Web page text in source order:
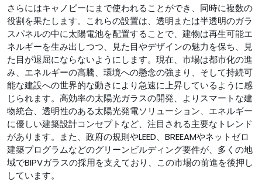
さらにはキャノピーにまで使われることができ、同時に複数の
役割を果たします。これらの設置は、透明または半透明のガラ
スパネルの中に太陽電池を配置することで、建物は再生可能エ
ネルギーを生み出しつつ、見た目やデザインの魅力を保ち、見
た目が退屈にならないようにします。現在、市場は都市化の進
み、エネルギーの高騰、環境への懸念の強まり、そして持続可
能な建設への世界的な動きにより急速に上昇しているように感
じられます。高効率の太陽光ガラスの開発、よりスマートな建
物統合、透明性のある太陽光発電ソリューション、エネルギー
に優しい建築設計コンセプトなど、注目される主要なトレンド
があります。また、政府の規則やLEED、BREEAMやネットゼロ
建築プログラムなどのグリーンビルディング要件が、多くの地
域でBIPVガラスの採用を支えており、この市場の前進を後押し
しています。